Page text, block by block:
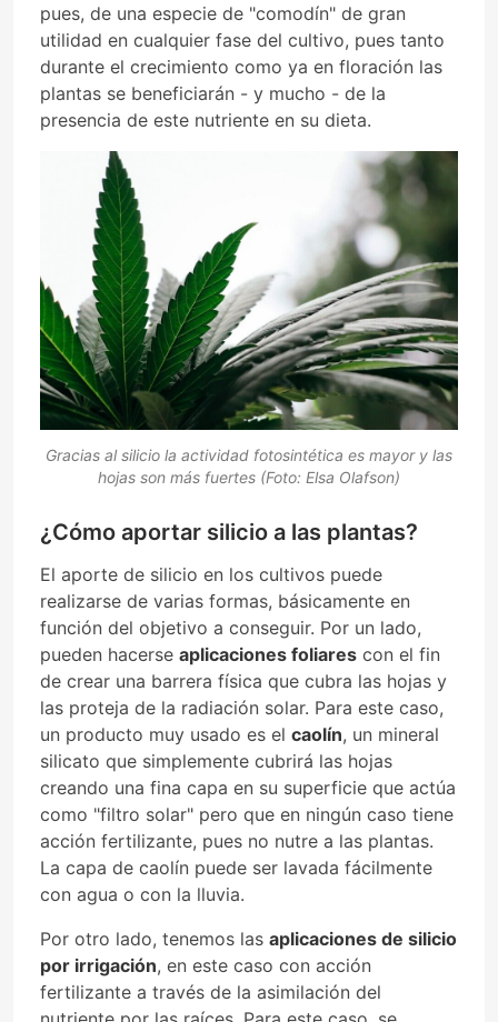
pues, de una especie de "comodín" de gran
utilidad en cualquier fase del cultivo, pues tanto
durante el crecimiento como ya en floración las
plantas se beneficiarán - y mucho - de la
presencia de este nutriente en su dieta.
Gracias al silicio la actividad fotosintética es mayor y las
hojas son más fuertes (Foto: Elsa Olafson)
¿Cómo aportar silicio a las plantas?
El aporte de silicio en los cultivos puede
realizarse de varias formas, básicamente en
función del objetivo a conseguir. Por un lado,
pueden hacerse aplicaciones foliares con el fin
de crear una barrera física que cubra las hojas y
las proteja de la radiación solar. Para este caso,
un producto muy usado es el caolín, un mineral
silicato que simplemente cubrirá las hojas
creando una fina capa en su superficie que actúa
como "filtro solar" pero que en ningún caso tiene
acción fertilizante, pues no nutre a las plantas.
La capa de caolín puede ser lavada fácilmente
con agua o con la lluvia.
Por otro lado, tenemos las aplicaciones de silicio
por irrigación, en este caso con acción
fertilizante a través de la asimilación del